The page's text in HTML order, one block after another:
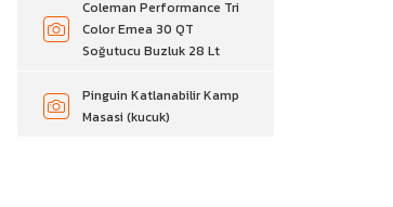
Coleman Performance Tri
Color Emea 30 QT
Soğutucu Buzluk 28 Lt
Pinguin Katlanabilir Kamp
Masasi (kucuk)